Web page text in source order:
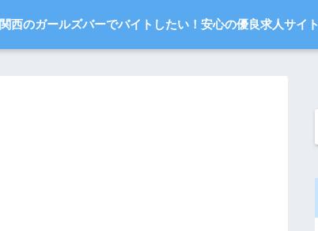
関西のガールズバーでバイトしたい！安心の優良求人サイト